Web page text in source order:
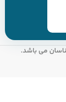
می باشد.